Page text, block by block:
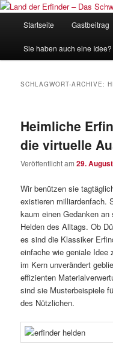
Zum
wechseln
Zum
wechselnLand der
Startseite Gastbeitrag
Sie haben auch eine Idee?
SCHLAGWORT-ARCHIVE:
Heimliche
die virtuelle
Veröffentlicht am29.
Wir benützen sie
existieren milliardenfach.
kaum einen Gedanken
Helden des Alltags. Ob
es sind die Klassiker
einfache wie geniale Idee
im Kern unverändert
effizienten
sind sie Musterbeispiele
des Nützlichen.